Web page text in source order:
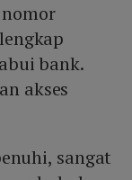
bank.
akses
sangat